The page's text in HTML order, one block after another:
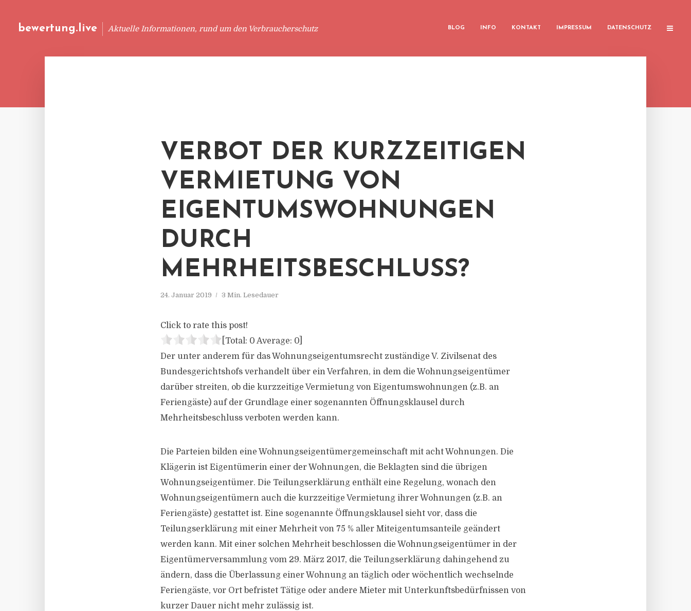
bewertung.live Aktuelle Informationen, rund um den Verbraucherschutz BLOG INFO KONTAKT IMPRESSUM DATENSCHUTZ
VERBOT DER KURZZEITIGEN
VERMIETUNG VON
EIGENTUMSWOHNUNGEN
DURCH
MEHRHEITSBESCHLUSS?
24. Januar 2019 3 Min. Lesedauer
Click to rate this post!
[Total: 0 Average: 0
Der unter anderem für das Wohnungseigentumsrecht zuständige V. Zivilsenat des
Bundesgerichtshofs verhandelt über ein Verfahren, in dem die Wohnungseigentümer
darüber streiten, ob die kurzzeitige Vermietung von Eigentumswohnungen (z.B. an
Feriengäste) auf der Grundlage einer sogenannten Öffnungsklausel durch
Mehrheitsbeschluss verboten werden kann.
Die Parteien bilden eine Wohnungseigentümergemeinschaft mit acht Wohnungen. Die
Klägerin ist Eigentümerin einer der Wohnungen, die Beklagten sind die übrigen
Wohnungseigentümer. Die Teilungserklärung enthält eine Regelung, wonach den
Wohnungseigentümern auch die kurzzeitige Vermietung ihrer Wohnungen (z.B. an
Feriengäste) gestattet ist. Eine sogenannte Öffnungsklausel sieht vor, dass die
Teilungserklärung mit einer Mehrheit von 75 % aller Miteigentumsanteile geändert
werden kann. Mit einer solchen Mehrheit beschlossen die Wohnungseigentümer in der
Eigentümerversammlung vom 29. März 2017, die Teilungserklärung dahingehend zu
ändern, dass die Überlassung einer Wohnung an täglich oder wöchentlich wechselnde
Feriengäste, vor Ort befristet Tätige oder andere Mieter mit Unterkunftsbedürfnissen von
kurzer Dauer nicht mehr zulässig ist.